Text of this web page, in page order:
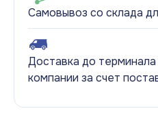
Самовывоз со склада
Доставка до
компании за счет